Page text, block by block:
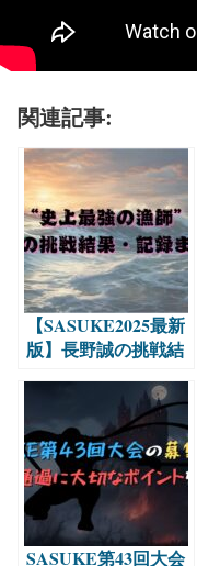
関連記事:
【SASUKE2025最新
版】長野誠の挑戦結
SASUKE第43回大会